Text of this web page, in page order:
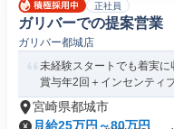
正社員
ガリバーでの提案営業
ガリバー都城店
未経験スタートでも着実
賞与年2回＋インセンティ
宮崎県都城市
月給25万円～80万円